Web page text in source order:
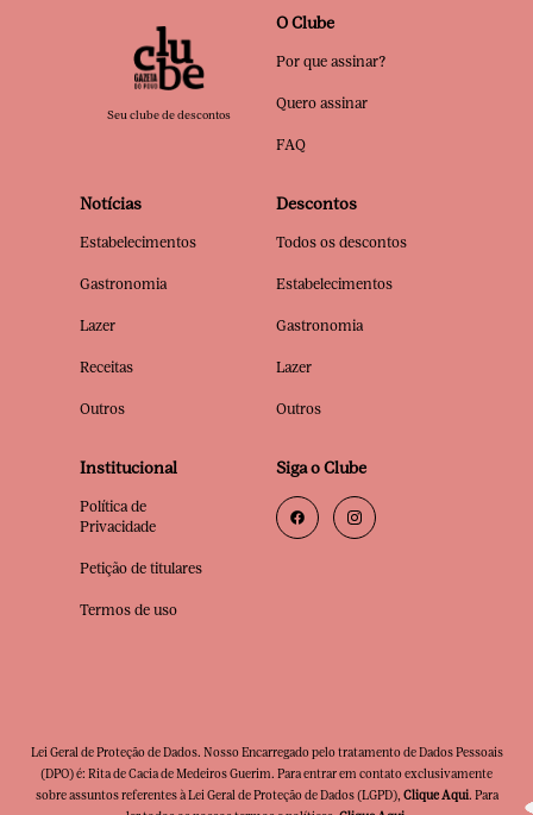
Seu clube de descontos
O Clube
Por que assinar?
Quero assinar
FAQ
Notícias
Estabelecimentos
Gastronomia
Lazer
Receitas
Outros
Descontos
Todos os descontos
Estabelecimentos
Gastronomia
Lazer
Outros
Institucional
Política de
Privacidade
Petição de titulares
Termos de uso
Siga o Clube
Lei Geral de Proteção de Dados. Nosso Encarregado pelo tratamento de Dados Pessoais
(DPO) é: Rita de Cacia de Medeiros Guerim. Para entrar em contato exclusivamente
sobre assuntos referentes à Lei Geral de Proteção de Dados (LGPD), Clique Aqui. Para